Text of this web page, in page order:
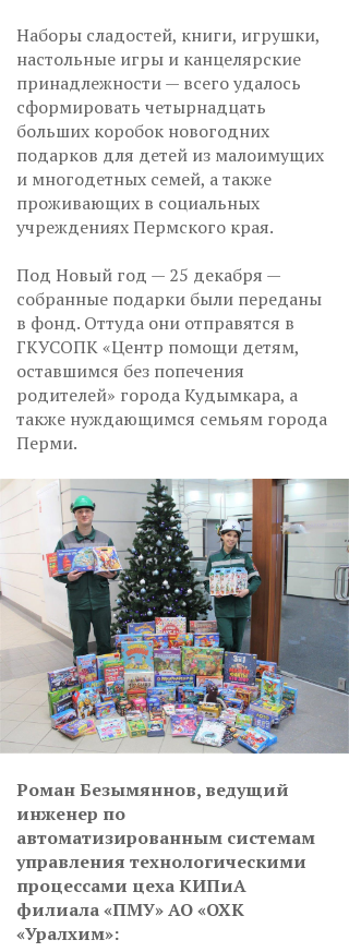
Наборы сладостей, книги, игрушки,
настольные игры и канцелярские
принадлежности — всего удалось
сформировать четырнадцать
больших коробок новогодних
подарков для детей из малоимущих
и многодетных семей, а также
проживающих в социальных
учреждениях Пермского края.
Под Новый год — 25 декабря —
собранные подарки были переданы
в фонд. Оттуда они отправятся в
ГКУСОПК «Центр помощи детям,
оставшимся без попечения
родителей» города Кудымкара, а
также нуждающимся семьям города
Перми.
Роман Безымяннов, ведущий
инженер по
автоматизированным системам
управления технологическими
процессами цеха КИПиА
филиала «ПМУ» АО «ОХК
«Уралхим»: